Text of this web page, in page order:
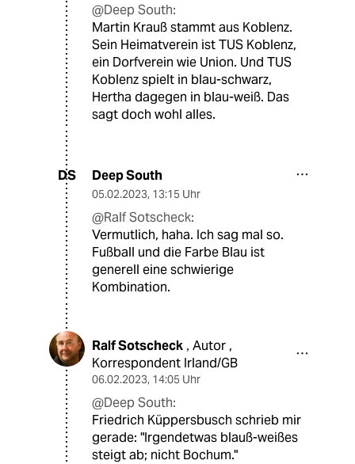
@Deep South:
Martin Krauß stammt aus Koblenz.
Sein Heimatverein ist TUS Koblenz,
ein Dorfverein wie Union. Und TUS
Koblenz spielt in blau-schwarz,
Hertha dagegen in blau-weiß. Das
sagt doch wohl alles.
DS Deep South
05.02.2023, 13:15 Uhr
@Ralf Sotscheck:
Vermutlich, haha. Ich sag mal so.
Fußball und die Farbe Blau ist
generell eine schwierige
Kombination.
Ralf Sotscheck , Autor ,
Korrespondent Irland/GB
06.02.2023, 14:05 Uhr
@Deep South:
Friedrich Küppersbusch schrieb mir
gerade: "Irgendetwas blauß-weißes
steigt ab; nicht Bochum."